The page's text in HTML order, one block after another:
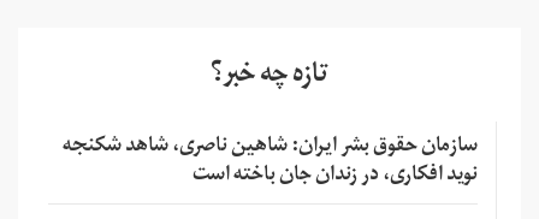
تازه چه خبر؟
سازمان حقوق بشر ایران: شاهین ناصری، شاهد شکنجه
نوید افکاری، در زندان جان باخته است